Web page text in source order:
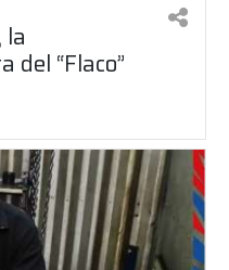
la
del “Flaco”